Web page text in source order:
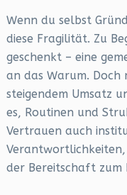
Wenn du selbst
diese Fragilität. Zu
geschenkt – eine
an das Warum. Doch
steigendem Umsatz
es, Routinen und
Vertrauen auch
der Bereitschaft zum